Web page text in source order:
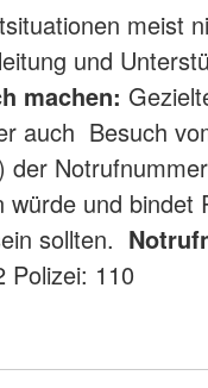
meist
und
machen:
auch Besuch
der
und bindet
sollten.
Polizei: 110